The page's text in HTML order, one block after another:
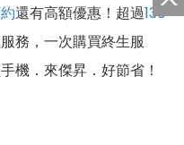
還有高額優惠！超過130
務，一次購買終生服
機．來傑昇．好節省！